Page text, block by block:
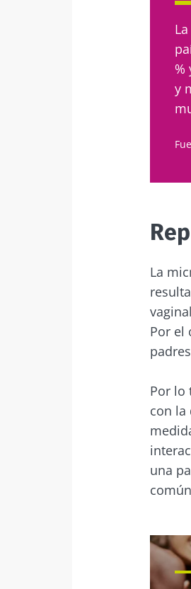
%
y
La
Por el
Por lo
con la
una